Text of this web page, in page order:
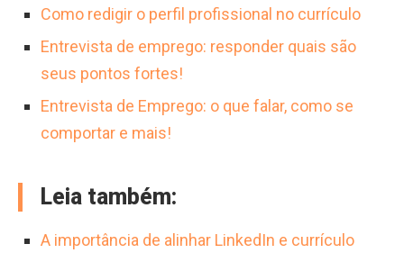
Como redigir o perfil profissional no currículo
Entrevista de emprego: responder quais são
seus pontos fortes!
Entrevista de Emprego: o que falar, como se
comportar e mais!
Leia também:
A importância de alinhar LinkedIn e currículo